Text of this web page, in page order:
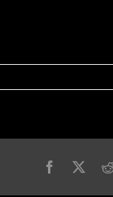
Facebook